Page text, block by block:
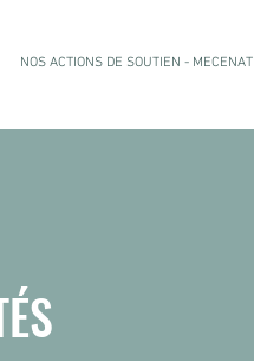
NOS ACTIONS DE SOUTIEN - MECENAT